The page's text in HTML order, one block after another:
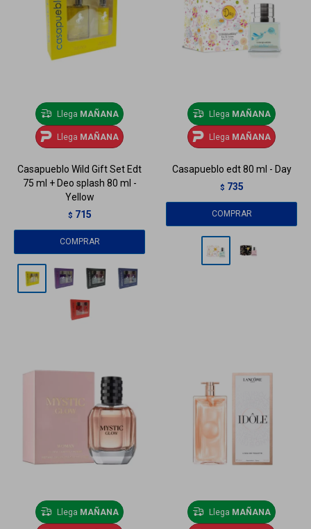
Llega MAÑANA
Llega MAÑANA
Casapueblo Wild Gift Set Edt
75 ml + Deo splash 80 ml -
Yellow
$ 715
Llega MAÑANA
Llega MAÑANA
Casapueblo edt 80 ml - Day
$ 735
Llega MAÑANA Llega MAÑANA